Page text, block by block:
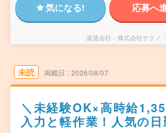
気になる! 応募へ
派遣会社 株式会社テクノ
未読 掲載日 2026/08/07
＼未経験OK×高時給
入力と軽作業！人気の日